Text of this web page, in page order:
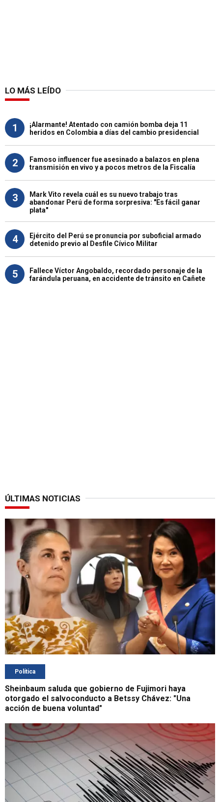
LO MÁS LEÍDO
1
¡Alarmante! Atentado con camión bomba deja 11
heridos en Colombia a días del cambio presidencial
2
Famoso influencer fue asesinado a balazos en plena
transmisión en vivo y a pocos metros de la Fiscalía
3
Mark Vito revela cuál es su nuevo trabajo tras
abandonar Perú de forma sorpresiva: "Es fácil ganar
plata"
4
Ejército del Perú se pronuncia por suboficial armado
detenido previo al Desfile Cívico Militar
5
Fallece Víctor Angobaldo, recordado personaje de la
farándula peruana, en accidente de tránsito en Cañete
ÚLTIMAS NOTICIAS
Política
Sheinbaum saluda que gobierno de Fujimori haya
otorgado el salvoconducto a Betssy Chávez: "Una
acción de buena voluntad"